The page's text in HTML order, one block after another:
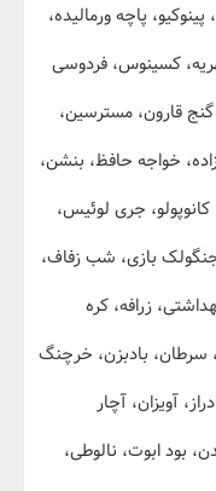
پاچه ورمالیده،
کسینوس، فردوسی
گنج قارون، مسترسین،
خواجه حافظ، بنشن،
کانوپولو، جری لوئیس،
جنگولک بازی، شب زفاف،
زرافه، کره
سرطان، بادبزن، خرچنگ
آویزان، آچار
بود ابوت، نالوطی،